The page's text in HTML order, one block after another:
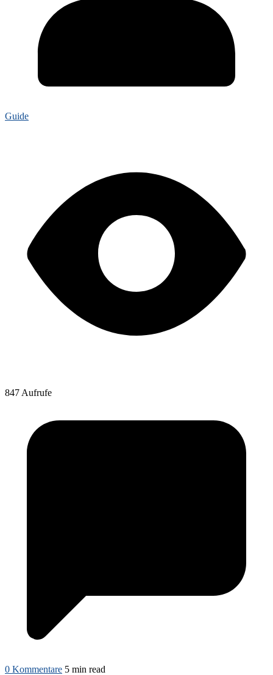
Guide
847 Aufrufe
0 Kommentare 5 min read